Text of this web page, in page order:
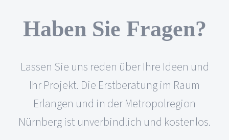
Haben Sie Fragen?
Lassen Sie uns reden über Ihre Ideen und
Ihr Projekt. Die Erstberatung im Raum
Erlangen und in der Metropolregion
Nürnberg ist unverbindlich und kostenlos.